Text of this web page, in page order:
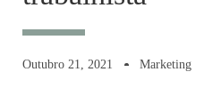
Outubro 21, 2021 Marketing